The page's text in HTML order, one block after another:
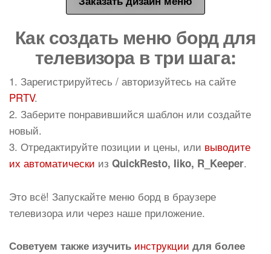
Как создать меню борд для
телевизора в три шага:
1. Зарегистрируйтесь / авторизуйтесь на сайте
PRTV.
2. Заберите понравившийся шаблон или создайте
новый.
3. Отредактируйте позиции и цены, или выводите
их автоматически из QuickResto, Iiko, R_Keeper.
Это всё! Запускайте меню борд в браузере
телевизора или через наше приложение.
Советуем также изучить инструкции для более